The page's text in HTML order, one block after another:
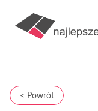
< Powrót